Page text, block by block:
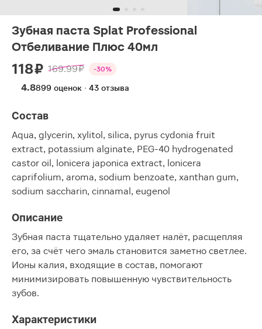
Зубная паста Splat Professional
Отбеливание Плюс 40мл
118 ₽ 169.99 ₽ -30%
4.8899 оценок · 43 отзыва
Состав
Aqua, glycerin, xylitol, silica, pyrus cydonia fruit
extract, potassium alginate, PEG-40 hydrogenated
castor oil, lonicera japonica extract, lonicera
caprifolium, aroma, sodium benzoate, xanthan gum,
sodium saccharin, cinnamal, eugenol
Описание
Зубная паста тщательно удаляет налёт, расщепляя
его, за счёт чего эмаль становится заметно светлее.
Ионы калия, входящие в состав, помогают
минимизировать повышенную чувствительность
зубов.
Характеристики